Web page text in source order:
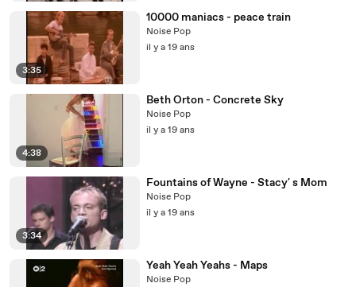
3:35
10000 maniacs - peace train
Noise Pop
il y a 19 ans
4:38
Beth Orton - Concrete Sky
Noise Pop
il y a 19 ans
3:34
Fountains of Wayne - Stacy' s Mom
Noise Pop
il y a 19 ans
Yeah Yeah Yeahs - Maps
Noise Pop